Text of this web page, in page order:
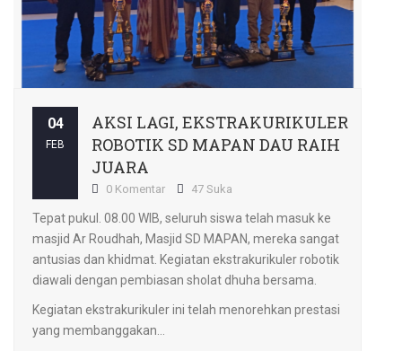
04
FEB
AKSI LAGI, EKSTRAKURIKULER
ROBOTIK SD MAPAN DAU RAIH
JUARA
0 Komentar 47 Suka
Tepat pukul. 08.00 WIB, seluruh siswa telah masuk ke
masjid Ar Roudhah, Masjid SD MAPAN, mereka sangat
antusias dan khidmat. Kegiatan ekstrakurikuler robotik
diawali dengan pembiasan sholat dhuha bersama.
Kegiatan ekstrakurikuler ini telah menorehkan prestasi
yang membanggakan...